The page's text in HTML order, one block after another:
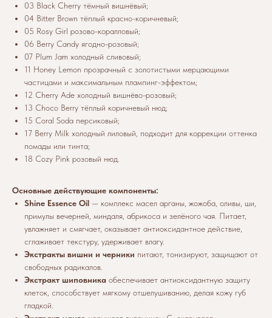
03 Black Cherry тёмный вишнёвый;
04 Bitter Brown тёплый красно-коричневый;
05 Rosy Girl розово-коралловый;
06 Berry Candy ягодно-розовый;
07 Plum Jam холодный сливовый;
11 Honey Lemon прозрачный с золотистыми мерцающими
частицами и максимальным плампинг-эффектом;
12 Cherry Ade холодный вишнёво-розовый;
13 Choco Berry тёплый коричневый нюд;
15 Coral Soda персиковый;
17 Berry Milk холодный лиловый, подходит для коррекции оттенка
помады или тинта;
18 Cozy Pink розовый нюд.
Основные действующие компоненты:
Shine Essence Oil — комплекс масел арганы, жожоба, оливы, ши,
примулы вечерней, миндаля, абрикоса и зелёного чая. Питает,
увлажняет и смягчает, оказывает антиоксидантное действие,
сглаживает текстуру, удерживает влагу.
Экстракты вишни и черники питают, тонизируют, защищают от
свободных радикалов.
Экстракт шиповника обеспечивает антиоксидантную защиту
клеток, способствует мягкому отшелушиванию, делая кожу губ
гладкой.